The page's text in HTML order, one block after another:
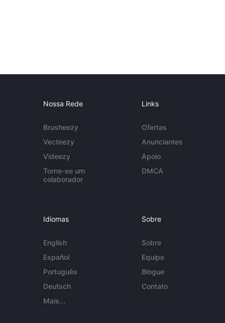
Nossa Rede
Brusheezy
Vecteezy
Videezy
Torne-se um
colaborador
Links
Ofertas
Anunciantes
Apoio
DMCA
Idiomas
English
Español
Português
Deutsch
Mais...
Sobre
Sobre
Equipe
Blogue
Contato